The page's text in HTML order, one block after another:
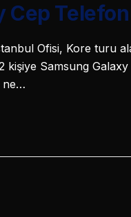
Cep
Ofisi, Kore turu
kişiye Samsung
ne…